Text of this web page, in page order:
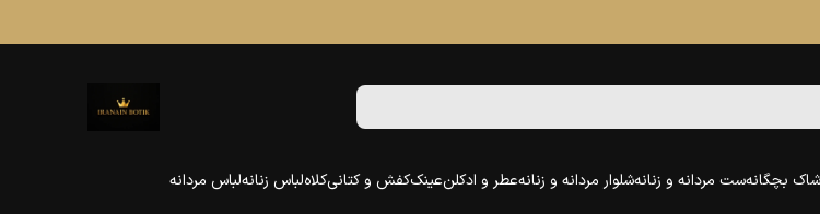
بچگانهست مردانه و زنانهشلوار مردانه و زنانهعطر و ادکلنعینککفش و کتانیکلاهلباس زنانهلباس مردانه